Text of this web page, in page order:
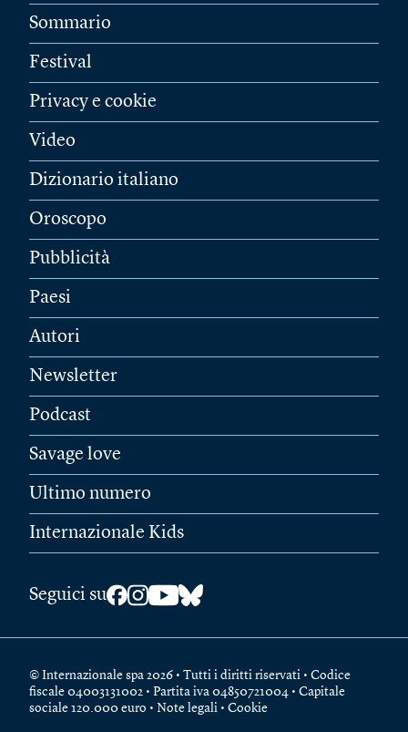
Sommario
Festival
Privacy e cookie
Video
Dizionario italiano
Oroscopo
Pubblicità
Paesi
Autori
Newsletter
Podcast
Savage love
Ultimo numero
Internazionale Kids
Seguici su
© Internazionale spa 2026 • Tutti i diritti riservati • Codice
fiscale 04003131002 • Partita iva 04850721004 • Capitale
sociale 120.000 euro • Note legali • Cookie